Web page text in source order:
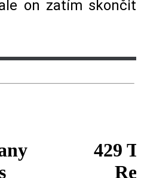
on zatím skončit